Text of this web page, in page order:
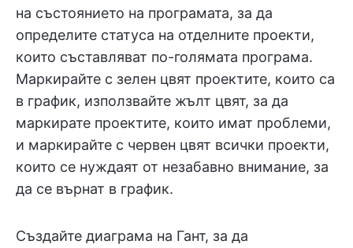
на състоянието на програмата, за да
определите статуса на отделните проекти,
които съставляват по-голямата програма.
Маркирайте с зелен цвят проектите, които са
в график, използвайте жълт цвят, за да
маркирате проектите, които имат проблеми,
и маркирайте с червен цвят всички проекти,
които се нуждаят от незабавно внимание, за
да се върнат в график.
Създайте диаграма на Гант, за да